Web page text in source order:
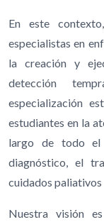
En este
especialistas en
la creación y
detección
especialización
estudiantes en la
largo de todo el
diagnóstico, el
cuidados paliativos
Nuestra visión